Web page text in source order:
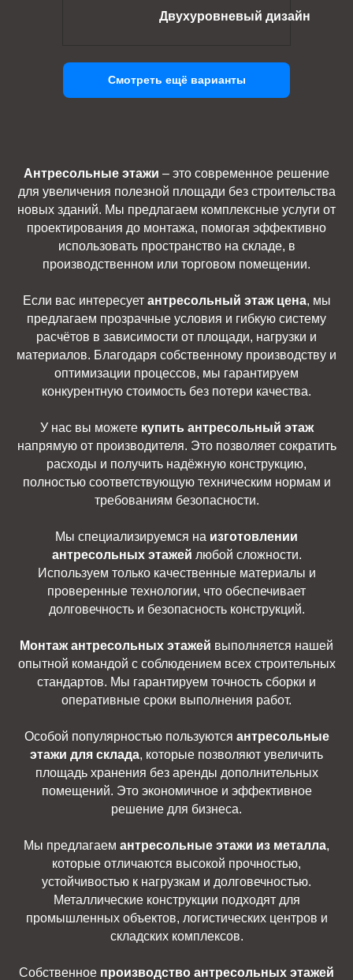
Двухуровневый дизайн
Смотреть ещё варианты
Антресольные этажи – это современное решение
для увеличения полезной площади без строительства
новых зданий. Мы предлагаем комплексные услуги от
проектирования до монтажа, помогая эффективно
использовать пространство на складе, в
производственном или торговом помещении.
Если вас интересует антресольный этаж цена, мы
предлагаем прозрачные условия и гибкую систему
расчётов в зависимости от площади, нагрузки и
материалов. Благодаря собственному производству и
оптимизации процессов, мы гарантируем
конкурентную стоимость без потери качества.
У нас вы можете купить антресольный этаж
напрямую от производителя. Это позволяет сократить
расходы и получить надёжную конструкцию,
полностью соответствующую техническим нормам и
требованиям безопасности.
Мы специализируемся на изготовлении
антресольных этажей любой сложности.
Используем только качественные материалы и
проверенные технологии, что обеспечивает
долговечность и безопасность конструкций.
Монтаж антресольных этажей выполняется нашей
опытной командой с соблюдением всех строительных
стандартов. Мы гарантируем точность сборки и
оперативные сроки выполнения работ.
Особой популярностью пользуются антресольные
этажи для склада, которые позволяют увеличить
площадь хранения без аренды дополнительных
помещений. Это экономичное и эффективное
решение для бизнеса.
Мы предлагаем антресольные этажи из металла,
которые отличаются высокой прочностью,
устойчивостью к нагрузкам и долговечностью.
Металлические конструкции подходят для
промышленных объектов, логистических центров и
складских комплексов.
Собственное производство антресольных этажей